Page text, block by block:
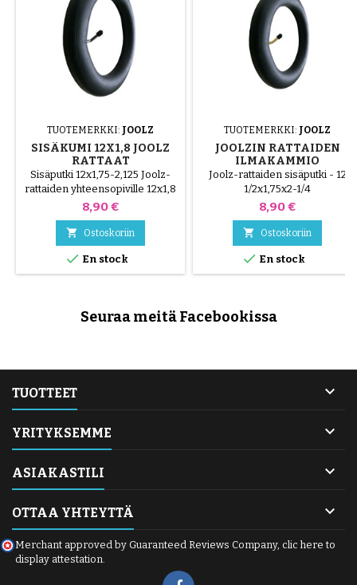
TUOTEMERKKI: JOOLZ
SISÄKUMI 12X1,8 JOOLZ
RATTAAT
Sisäputki 12x1,75-2,125 Joolz-
rattaiden yhteensopiville 12x1,8
Hinta
8,90 €
 Ostoskoriin
 En stock
TUOTEMERKKI: JOOLZ
JOOLZIN RATTAIDEN
ILMAKAMMIO
Joolz-rattaiden sisäputki - 12
1/2x1,75x2-1/4
Hinta
8,90 €
 Ostoskoriin
 En stock
Seuraa meitä Facebookissa
TUOTTEET 
YRITYKSEMME 
ASIAKASTILI 
OTTAA YHTEYTTÄ 
Merchant approved by Guaranteed Reviews Company, clic here to
display attestation